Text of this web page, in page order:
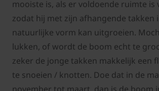
mooiste is, als er voldoende ruimte is
zodat hij met zijn afhangende takken
natuurlijke vorm kan uitgroeien.
lukken, of wordt de boom echt te
zeker de jonge takken makkelijk een
te snoeien / knotten. Doe dat in de